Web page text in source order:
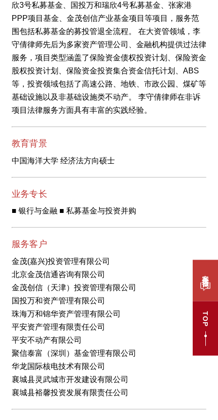
TOP
欣3号私募基金、国投万和瑞欣4号私募基金、张家港
PPP项目基金、金茂创信产业基金项目等项目，服务范
围包括私募基金的募投管退全流程。 在大资管领域，李
守倩律师先后为多家资产管理公司、金融机构提供过法律
服务，项目类型涵盖了保险资金债权投资计划、保险资金
股权投资计划、保险资金投资集合资金信托计划、ABS
等，投资领域包括了高速公路、地铁、市政公园、煤矿等
基础设施以及非基础设施类不动产。 李守倩律师在非诉
项目法律服务方面具有丰富的实践经验。
教育背景
中国海洋大学 经济法方向硕士
业务专长
■ 银行与金融 ■ 私募基金与投资并购
服务客户
金茂(嘉兴)投资管理有限公司
北京金茂信通咨询有限公司
金茂创信（天津）投资管理有限公司
国投万和资产管理有限公司
珠海万和锦华资产管理有限公司
平安资产管理有限责任公司
平安不动产有限公司
聚信泰富（深圳）基金管理有限公司
华龙国际核电技术有限公司
襄城县灵武城市开发建设有限公司
襄城县裕馨投资发展有限责任公司